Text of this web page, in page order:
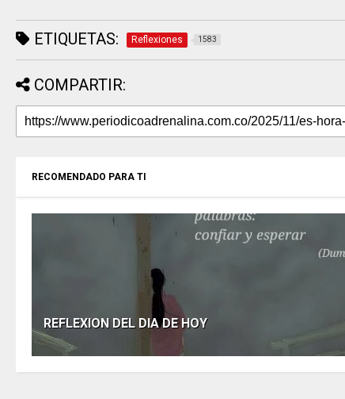
ETIQUETAS: Reflexiones 1583
COMPARTIR:
RECOMENDADO PARA TI
REFLEXION DEL DIA DE HOY